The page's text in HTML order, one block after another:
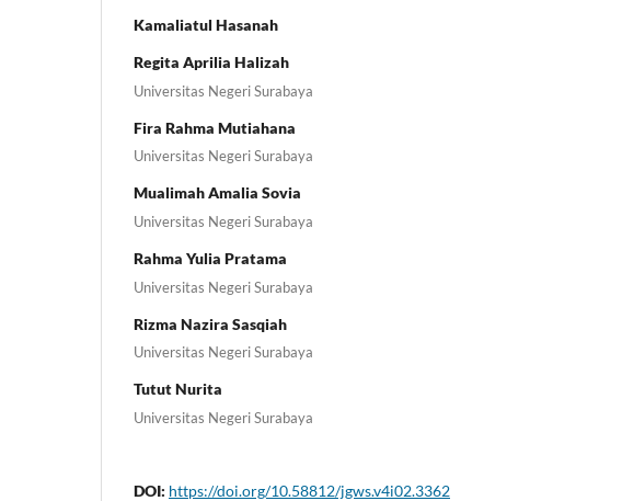
Kamaliatul Hasanah
Regita Aprilia Halizah
Universitas Negeri Surabaya
Fira Rahma Mutiahana
Universitas Negeri Surabaya
Mualimah Amalia Sovia
Universitas Negeri Surabaya
Rahma Yulia Pratama
Universitas Negeri Surabaya
Rizma Nazira Sasqiah
Universitas Negeri Surabaya
Tutut Nurita
Universitas Negeri Surabaya
DOI: https://doi.org/10.58812/jgws.v4i02.3362